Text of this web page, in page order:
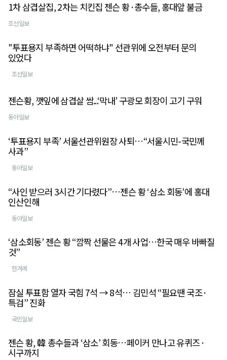
1차 삼겹살집, 2차는 치킨집 젠슨 황·총수들, 홍대앞 불금
조선일보
"투표용지 부족하면 어떡하냐" 선관위에 오전부터 문의
있었다
조선일보
젠슨황, 깻잎에 삼겹살 쌈...‘막내’ 구광모 회장이 고기 구워
동아일보
‘투표용지 부족’ 서울선관위원장 사퇴…“서울시민-국민께
사과”
동아일보
“사인 받으러 3시간 기다렸다”…젠슨 황 ‘삼소 회동’에 홍대
인산인해
동아일보
‘삼소회동’ 젠슨 황 “깜짝 선물은 4개 사업…한국 매우 바빠질
것”
한겨례
잠실 투표함 열자 국힘 7석 → 8석… 김민석 “필요땐 국조·
특검” 진화
국민일보
젠슨 황, 韓 총수들과 ‘삼소’ 회동…페이커 만나고 유퀴즈·
시구까지